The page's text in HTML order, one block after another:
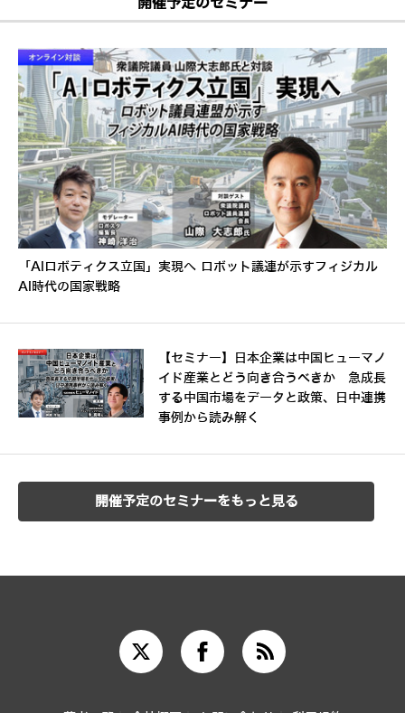
開催予定のセミナー
「AIロボティクス立国」実現へ ロボット議連が示すフィジカル
AI時代の国家戦略
【セミナー】日本企業は中国ヒューマノ
イド産業とどう向き合うべきか 急成長
する中国市場をデータと政策、日中連携
事例から読み解く
開催予定のセミナーをもっと見る